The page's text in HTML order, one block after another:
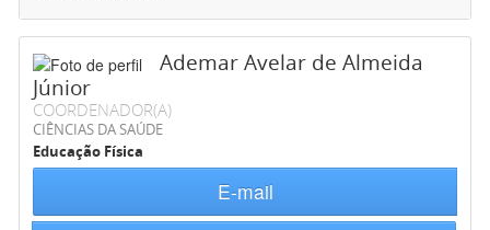
Ademar Avelar de Almeida
Júnior
COORDENADOR(A)
CIÊNCIAS DA SAÚDE
Educação Física
E-mail